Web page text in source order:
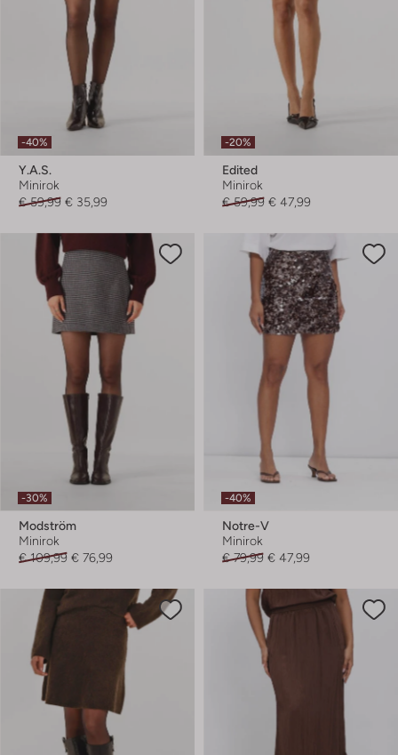
-40%
Y.a.s.
Minirok
€ 59,99 € 35,99
-20%
Edited
Minirok
€ 59,99 € 47,99
-30%
Modström
Minirok
€ 109,99 € 76,99
-40%
Notre-V
Minirok
€ 79,99 € 47,99